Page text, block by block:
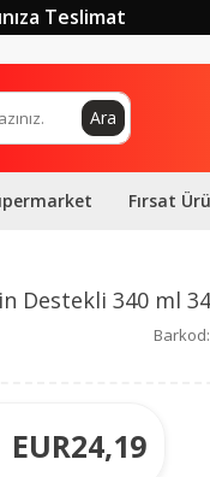
Teslimat
Ara
Fırsat
Destekli 340 ml
Barkod:
EUR24,19